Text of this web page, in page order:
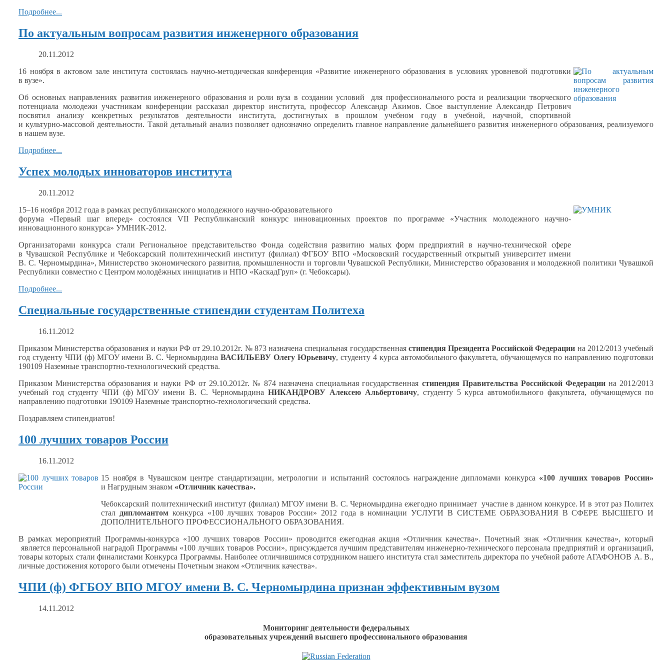
Подробнее...
По актуальным вопросам развития инженерного образования
20.11.2012
16 ноябряв актовом зале института состоялась научно-методическая конференция «Развитие инженерного образованияв условияхуровневой подготовки
в вузе».
Об основных направлениях развития инженерного образованияи роли вузав создании условий для профессионального роста и реализации творческого
потенциала молодежи участникам конференции рассказал директор института, профессор Александр Акимов.Свое выступлениеАлександр Петрович
посвятил анализу конкретных результатов деятельности института, достигнутых в прошломучебном году в учебной, научной, спортивной
и культурно-массовой деятельности. Такой детальный анализ позволяет однозначно определить главное направление дальнейшего развития инженерного образования, реализуемого
в нашем вузе.
Подробнее...
Успех молодых инноваторов института
20.11.2012
15–16 ноября 2012 года в рамках республиканского молодежного научно-образовательного
форума «Первый шаг вперед» состоялся VIIРеспубликанский конкурс инновационных проектов по программе «Участник молодежного научно-
инновационного конкурса» УМНИК-2012.
Организаторами конкурса стали Региональное представительство Фонда содействия развитию малых форм предприятийв научно-технической сфере
в Чувашской Республике и Чебоксарский политехнический институт (филиал) ФГБОУ ВПО «Московский государственный открытый университет имени
В. С. Черномырдина», Министерство экономического развития, промышленности и торговли Чувашской Республики, Министерство образования и молодежной политики Чувашкой
Республики совместно с Центром молодёжных инициатив и НПО «КаскадГруп» (г. Чебоксары).
Подробнее...
Специальные государственные стипендии студентам Политеха
16.11.2012
Приказом Министерства образования и науки РФ от 29.10.2012г. № 873 назначена специальная государственная стипендия Президента Российской Федерации на 2012/2013 учебный
год студенту ЧПИ (ф) МГОУ имениВ. С. Черномырдина ВАСИЛЬЕВУ Олегу Юрьевичу, студенту 4 курса автомобильного факультета, обучающемуся по направлению подготовки
190109 Наземные транспортно-технологический средства.
Приказом Министерства образованияи науки РФ от 29.10.2012г. № 874 назначена специальная государственная стипендия Правительства Российской Федерациина 2012/2013
учебный год студенту ЧПИ (ф) МГОУ имениВ. С. Черномырдина НИКАНДРОВУ Алексею Альбертовичу, студенту 5 курса автомобильного факультета, обучающемуся по
направлению подготовки 190109 Наземные транспортно-технологический средства.
Поздравляем стипендиатов!
100 лучших товаров России
16.11.2012
15 ноябряв Чувашскомцентре стандартизации, метрологии и испытаний состоялось награждение дипломами конкурса «100 лучших товаров России»
и Нагрудным знаком «Отличник качества».
Чебоксарский политехнический институт (филиал) МГОУ имени В. С. Черномырдина ежегодно принимает участиев данном конкурсе.И в этотраз Политех
стал дипломантомконкурса «100 лучших товаров России» 2012 года в номинации УСЛУГИ В СИСТЕМЕ ОБРАЗОВАНИЯ В СФЕРЕ ВЫСШЕГО И
ДОПОЛНИТЕЛЬНОГО ПРОФЕССИОНАЛЬНОГО ОБРАЗОВАНИЯ.
В рамках мероприятий Программы-конкурса «100 лучших товаров России» проводится ежегодная акция «Отличник качества». Почетный знак «Отличник качества», который
является персональной наградой Программы «100 лучших товаров России», присуждается лучшим представителям инженерно-технического персонала предприятийи организаций,
товары которых стали финалистами Конкурса Программы. Наиболее отличившимся сотрудником нашего института стал заместитель директора по учебной работе АГАФОНОВ А. В.,
личные достижения которого были отмечены Почетным знаком «Отличник качества».
ЧПИ (ф) ФГБОУ ВПО МГОУ имени В. С. Черномырдина признан эффективным вузом
14.11.2012
Мониторинг деятельности федеральных
образовательных учреждений высшего профессионального образования